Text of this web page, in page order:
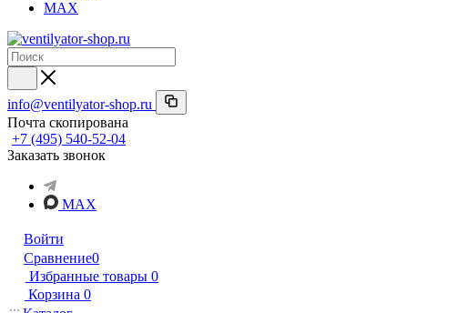
MAX
info@ventilyator-shop.ru
Почта скопирована
+7 (495) 540-52-04
Заказать звонок
MAX
Войти
Сравнение0
Избранные товары 0
Корзина 0